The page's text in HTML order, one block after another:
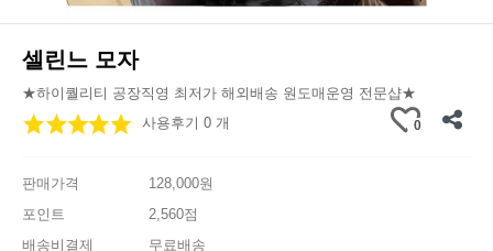
셀린느 모자
★하이퀄리티 공장직영 최저가 해외배송 원도매운영 전문샵★
사용후기 0 개
0
판매가격
128,000원
포인트
2,560점
배송비결제
무료배송